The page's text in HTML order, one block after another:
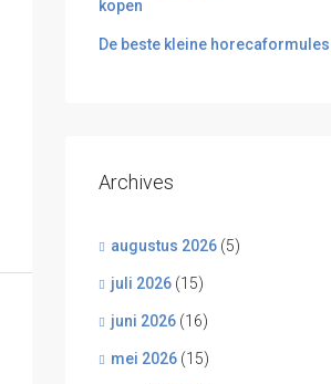
kopen
De beste kleine
Archives
augustus 2026 (5)
juli 2026 (15)
juni 2026 (16)
mei 2026 (15)